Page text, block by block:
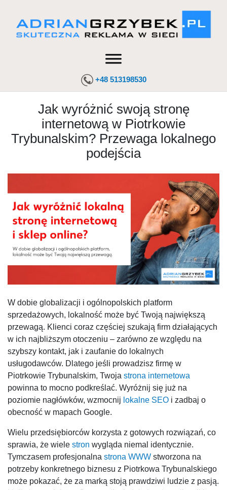
+48 513198530
Jak wyróżnić swoją stronę
internetową w Piotrkowie
Trybunalskim? Przewaga lokalnego
podejścia
W dobie globalizacji i ogólnopolskich platform
sprzedażowych, lokalność może być Twoją największą
przewagą. Klienci coraz częściej szukają firm działających
w ich najbliższym otoczeniu – zarówno ze względu na
szybszy kontakt, jak i zaufanie do lokalnych
usługodawców. Dlatego jeśli prowadzisz firmę w
Piotrkowie Trybunalskim, Twoja strona internetowa
powinna to mocno podkreślać. Wyróżnij się już na
poziomie nagłówków, wzmocnij lokalne SEO i zadbaj o
obecność w mapach Google.
Wielu przedsiębiorców korzysta z gotowych rozwiązań, co
sprawia, że wiele stron wygląda niemal identycznie.
Tymczasem profesjonalna strona WWW stworzona na
potrzeby konkretnego biznesu z Piotrkowa Trybunalskiego
może pokazać, że za marką stoją prawdziwi ludzie z pasją.